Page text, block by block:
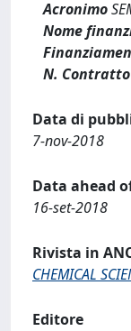
Acronimo
Nome
N. Contratto
Data di
7-nov-2018
Data ahead
16-set-2018
Rivista in
CHEMICAL
Editore